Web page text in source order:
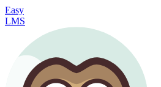
Easy
LMS